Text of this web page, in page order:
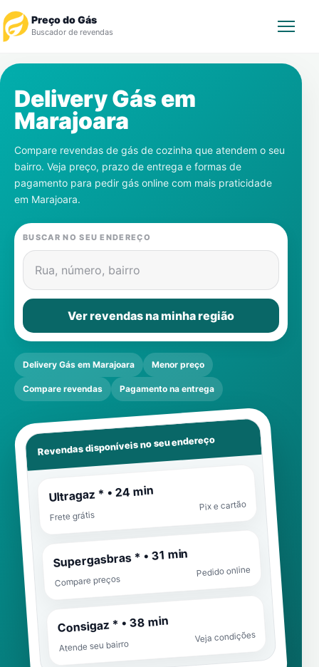
Preço do Gás
Buscador de revendas
Revendedor
Notícias
Cadastre-se
Gás
Contatos
Delivery Gás em
Marajoara
Compare revendas de gás de cozinha que atendem o seu
bairro. Veja preço, prazo de entrega e formas de
pagamento para pedir gás online com mais praticidade
em Marajoara.
BUSCAR NO SEU ENDEREÇO
Rua, número, bairro
Ver revendas na minha região
Delivery Gás em Marajoara Menor preço
Compare revendas Pagamento na entrega
Revendas disponíveis no seu endereço
Ultragaz * • 24 min
Frete grátis
Pix e cartão
Supergasbras * • 31 min
Compare preços
Pedido online
Consigaz * • 38 min
Atende seu bairro
Veja condições